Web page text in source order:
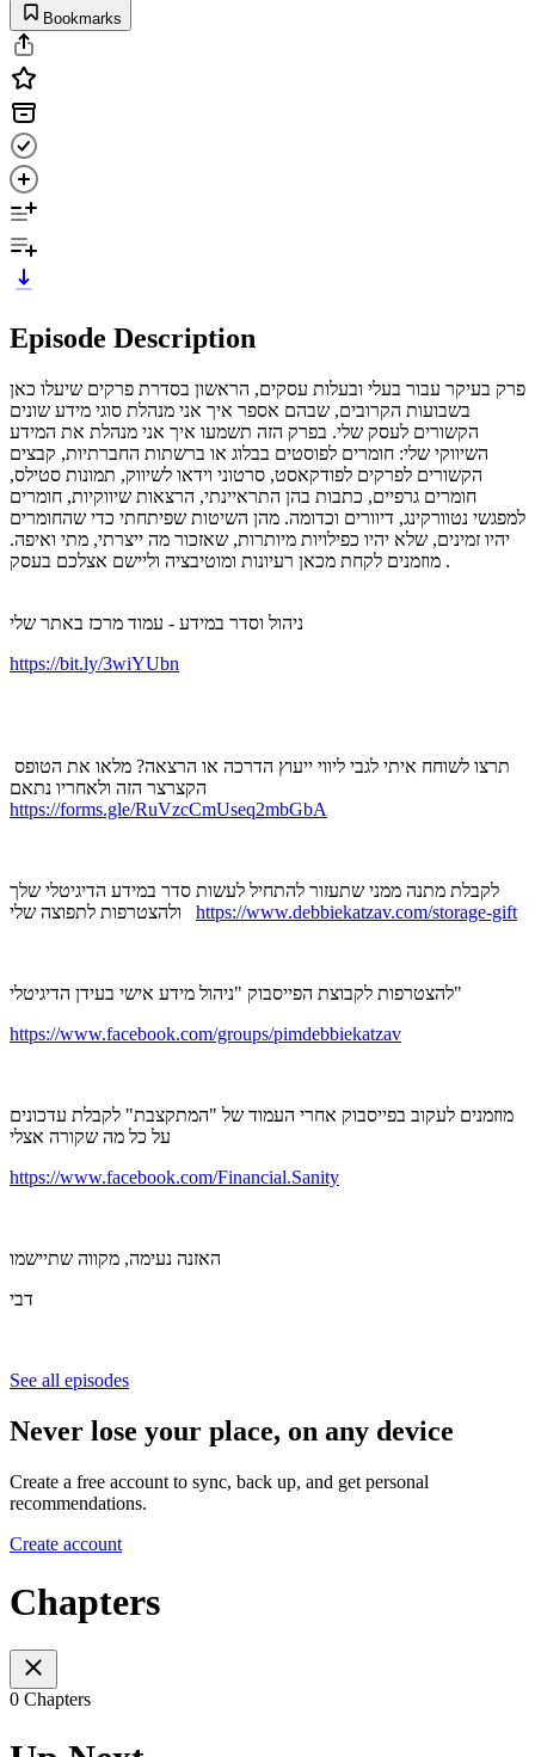
Bookmarks
Episode Description
פרק בעיקר עבור בעלי ובעלות עסקים, הראשון בסדרת פרקים שיעלו כאן
בשבועות הקרובים, שבהם אספר איך אני מנהלת סוגי מידע שונים
הקשורים לעסק שלי. בפרק הזה תשמעו איך אני מנהלת את המידע
השיווקי שלי: חומרים לפוסטים בבלוג או ברשתות החברתיות, קבצים
הקשורים לפרקים לפודקאסט, סרטוני וידאו לשיווק, תמונות סטילס,
חומרים גרפיים, כתבות בהן התראיינתי, הרצאות שיווקיות, חומרים
למפגשי נטוורקינג, דיוורים וכדומה. מהן השיטות שפיתחתי כדי שהחומרים
יהיו זמינים, שלא יהיו כפילויות מיותרות, שאזכור מה ייצרתי, מתי ואיפה.
מוזמנים לקחת מכאן רעיונות ומוטיבציה וליישם אצלכם בעסק.
ניהול וסדר במידע - עמוד מרכז באתר שלי
https://bit.ly/3wiYUbn
הקצרצר הזה ולאחריו נתאם
https://forms.gle/RuVzcCmUseq2mbGbA
לקבלת מתנה ממני שתעזור להתחיל לעשות סדר במידע הדיגיטלי שלך
https://www.debbiekatzav.com/storage-gift
להצטרפות לקבוצת הפייסבוק "ניהול מידע אישי בעידן הדיגיטלי"
https://www.facebook.com/groups/pimdebbiekatzav
מוזמנים לעקוב בפייסבוק אחרי העמוד של "המתקצבת" לקבלת עדכונים
על כל מה שקורה אצלי
https://www.facebook.com/Financial.Sanity
האזנה נעימה, מקווה שתיישמו
דבי
See all episodes
Never lose your place, on any device
Create a free account to sync, back up, and get personal
recommendations.
Create account
Chapters
0 Chapters